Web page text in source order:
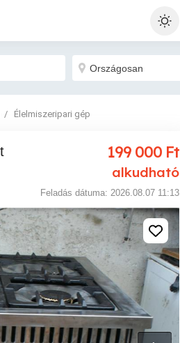
Élelmiszeripari gép
199 000 Ft
alkudható
Feladás dátuma: 2026.08.07 11:13